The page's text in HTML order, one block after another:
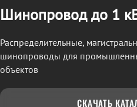
Шинопровод до 1
Распределительные,
шинопроводы для
объектов
СКАЧАТЬ